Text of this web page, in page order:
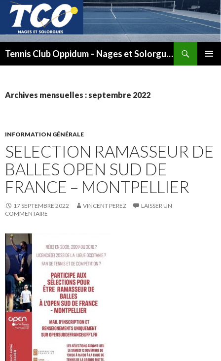
Tennis Club Oppidum – Nages et Solorgues
Archives mensuelles : septembre 2022
INFORMATION GÉNÉRALE
SELECTION RAMASSEUR DE
BALLES OPEN SUD DE
FRANCE – MONTPELLIER
17 SEPTEMBRE 2022 VINCENT PEREZ
LAISSER UN
COMMENTAIRE